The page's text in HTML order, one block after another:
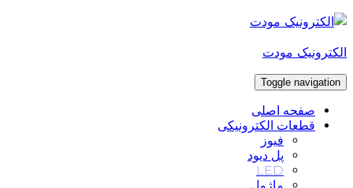
Skip
content
الکترونیک مودت
Toggle navigation
صفحه اصلی
قطعات الکترونیکی
فیوز
پل دیود
LED